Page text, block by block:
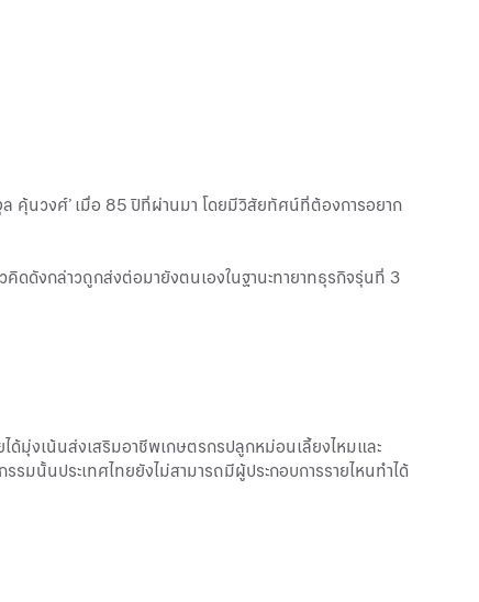
ล คุ้นวงศ์’ เมื่อ 85 ปีที่ผ่านมา โดยมีวิสัยทัศน์ที่ต้องการอยาก
ดดังกล่าวถูกส่งต่อมายังตนเองในฐานะทายาทธุรกิจรุ่นที่ 3
ด้มุ่งเน้นส่งเสริมอาชีพเกษตรกรปลูกหม่อนเลี้ยงไหมและ
รมนั้นประเทศไทยยังไม่สามารถมีผู้ประกอบการรายไหนทำได้